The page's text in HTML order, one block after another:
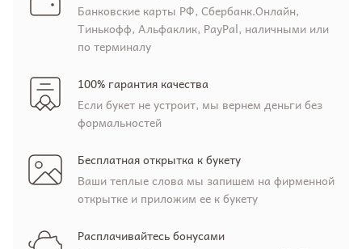
Банковские карты РФ, Сбербанк.Онлайн,
Тинькофф, Альфаклик, PayPal, наличными или
по терминалу
100% гарантия качества
Если букет не устроит, мы вернем деньги без
формальностей
Бесплатная открытка к букету
Ваши теплые слова мы запишем на фирменной
открытке и приложим ее к букету
Расплачивайтесь бонусами